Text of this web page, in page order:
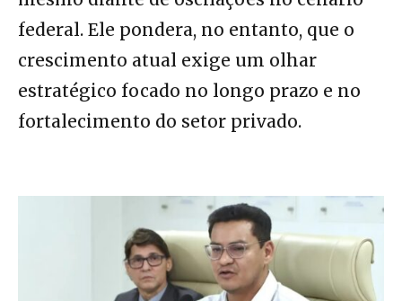
federal. Ele pondera, no entanto, que o
crescimento atual exige um olhar
estratégico focado no longo prazo e no
fortalecimento do setor privado.